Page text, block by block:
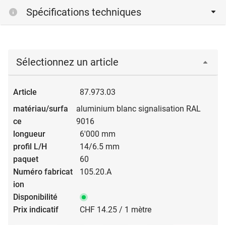
Spécifications techniques
Sélectionnez un article
87.973.03
aluminium blanc signalisation RAL
9016
6'000 mm
14/6.5 mm
60
105.20.A
CHF 14.25 / 1 mètre